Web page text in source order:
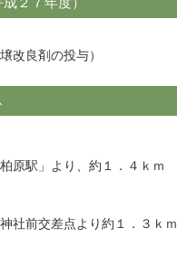
改良剤の投与）
原駅」より、約１．４ｋｍ
社前交差点より約１．３ｋｍ